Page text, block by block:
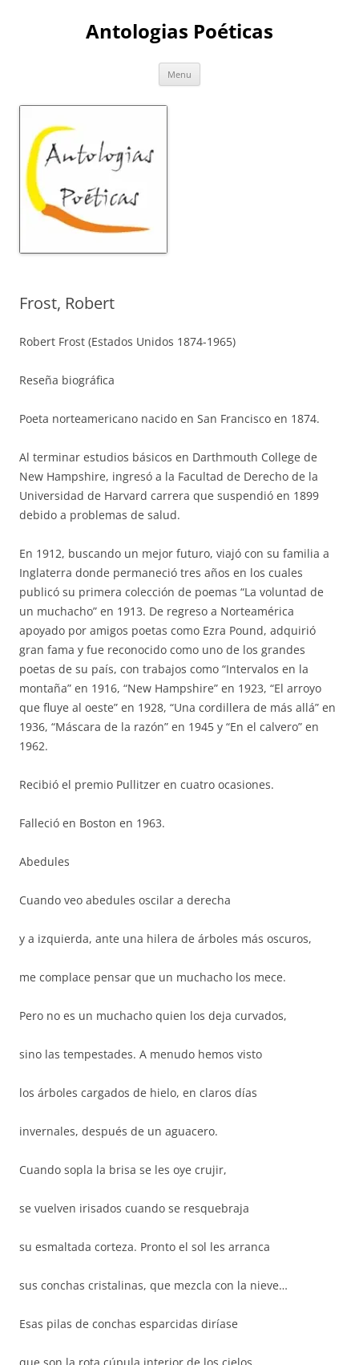
Antologias Poéticas
Menu
Frost, Robert
Robert Frost (Estados Unidos 1874-1965)
Reseña biográfica
Poeta norteamericano nacido en San Francisco en 1874.
Al terminar estudios básicos en Darthmouth College de
New Hampshire, ingresó a la Facultad de Derecho de la
Universidad de Harvard carrera que suspendió en 1899
debido a problemas de salud.
En 1912, buscando un mejor futuro, viajó con su familia a
Inglaterra donde permaneció tres años en los cuales
publicó su primera colección de poemas “La voluntad de
un muchacho” en 1913. De regreso a Norteamérica
apoyado por amigos poetas como Ezra Pound, adquirió
gran fama y fue reconocido como uno de los grandes
poetas de su país, con trabajos como “Intervalos en la
montaña” en 1916, “New Hampshire” en 1923, “El arroyo
que fluye al oeste” en 1928, “Una cordillera de más allá” en
1936, “Máscara de la razón” en 1945 y “En el calvero” en
1962.
Recibió el premio Pullitzer en cuatro ocasiones.
Falleció en Boston en 1963.
Abedules
Cuando veo abedules oscilar a derecha
y a izquierda, ante una hilera de árboles más oscuros,
me complace pensar que un muchacho los mece.
Pero no es un muchacho quien los deja curvados,
sino las tempestades. A menudo hemos visto
los árboles cargados de hielo, en claros días
invernales, después de un aguacero.
Cuando sopla la brisa se les oye crujir,
se vuelven irisados cuando se resquebraja
su esmaltada corteza. Pronto el sol les arranca
sus conchas cristalinas, que mezcla con la nieve…
Esas pilas de conchas esparcidas diríase